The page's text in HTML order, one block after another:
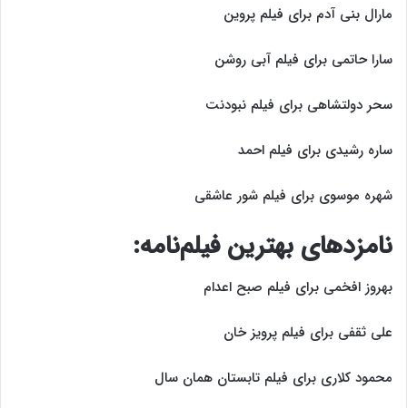
مارال بنی آدم برای فیلم پروین
سارا حاتمی برای فیلم آبی روشن
سحر دولتشاهی برای فیلم نبودنت
ساره رشیدی برای فیلم احمد
شهره موسوی برای فیلم شور عاشقی
نامزد‌های بهترین فیلم‌نامه:
بهروز افخمی برای فیلم صبح اعدام
علی ثقفی برای فیلم پرویز خان
محمود کلاری برای فیلم تابستان همان سال